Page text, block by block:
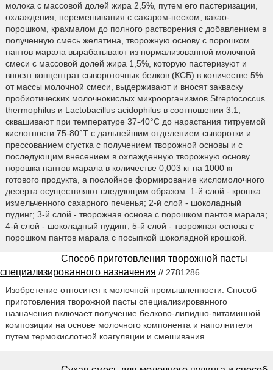
молока с массовой долей жира 2,5%, путем его пастеризации,
охлаждения, перемешивания с сахаром-песком, какао-
порошком, крахмалом до полного растворения с добавлением в
полученную смесь желатина, творожную основу с порошком
пантов марала вырабатывают из нормализованной молочной
смеси с массовой долей жира 1,5%, которую пастеризуют и
вносят концентрат сывороточных белков (КСБ) в количестве 5%
от массы молочной смеси, выдерживают и вносят закваску
пробиотических молочнокислых микроорганизмов Streptococcus
thermophilus и Lactobacillus acidophilus в соотношении 3:1,
сквашивают при температуре 37-40°С до нарастания титруемой
кислотности 75-80°Т с дальнейшим отделением сыворотки и
прессованием сгустка с получением творожной основы и с
последующим внесением в охлажденную творожную основу
порошка пантов марала в количестве 0,003 кг на 1000 кг
готового продукта, а послойное формирование кисломолочного
десерта осуществляют следующим образом: 1-й слой - крошка
измельченного сахарного печенья; 2-й слой - шоколадный
пудинг; 3-й слой - творожная основа с порошком пантов марала;
4-й слой - шоколадный пудинг; 5-й слой - творожная основа с
порошком пантов марала с посыпкой шоколадной крошкой.
Способ приготовления творожной пасты
специализированного назначения // 2781286
Изобретение относится к молочной промышленности. Способ
приготовления творожной пасты специализированного
назначения включает получение белково-липидно-витаминной
композиции на основе молочного компонента и наполнителя
путем термокислотной коагуляции и смешивания.